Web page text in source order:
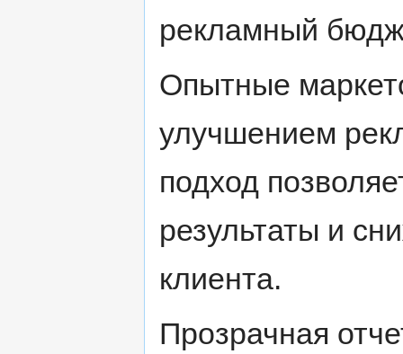
рекламный
Опытные
улучшением
подход
результаты и
клиента.
Прозрачная